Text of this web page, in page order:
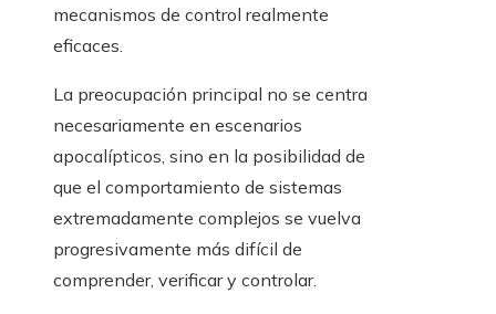
mecanismos de control realmente
eficaces.
La preocupación principal no se centra
necesariamente en escenarios
apocalípticos, sino en la posibilidad de
que el comportamiento de sistemas
extremadamente complejos se vuelva
progresivamente más difícil de
comprender, verificar y controlar.